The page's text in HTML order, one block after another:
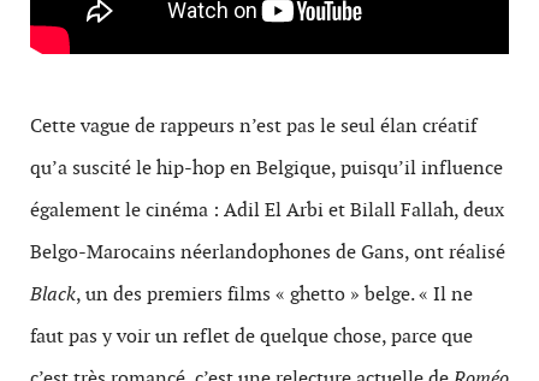
Cette vague de rappeurs n’est pas le seul élan créatif
qu’a suscité le hip-hop en Belgique, puisqu’il influence
également le cinéma : Adil El Arbi et Bilall Fallah, deux
Belgo-Marocains néerlandophones de Gans, ont réalisé
Black, un des premiers films « ghetto » belge. « Il ne
faut pas y voir un reflet de quelque chose, parce que